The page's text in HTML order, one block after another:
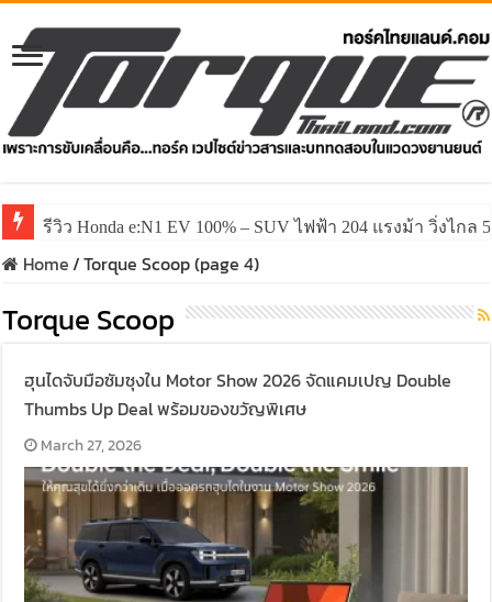
รีวิว Honda e:N1 EV 100% – SUV ไฟฟ้า 204 แรงม้า วิ่งไกล
Home/Torque Scoop (page 4)
Torque Scoop
ฮุนไดจับมือซัมซุงใน Motor Show 2026 จัดแคมเปญ Double
Thumbs Up Deal พร้อมของขวัญพิเศษ
March 27, 2026